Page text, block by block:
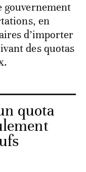
gouvernement
en
d’importer
des quotas
quota